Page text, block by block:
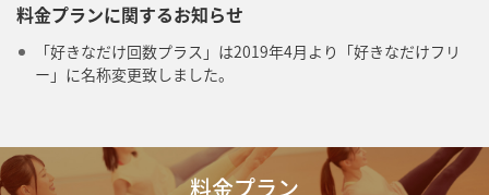
料金プランに関するお知らせ
「好きなだけ回数プラス」は2019年4月より「好きなだけフリ
ー」に名称変更致しました。
料金プラン